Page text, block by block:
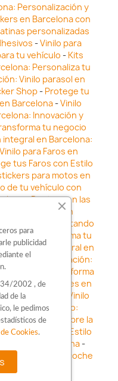
Personalización y
en Barcelona con
personalizadas
-Vinilo para
tu vehículo - Kits
Personaliza tu
Vinilo parasol en
Shop- Protege tu
Barcelona-Vinilo
Innovación y
tu negocio
en Barcelona:
Vinilo para Faros en
tus Faros con Estilo
para motos en
de tu vehículo con
-Destaca en las
para coches en
Barcelona: Resaltando
- Transforma tu
rotulación integral en
en Personalización:
Transforma
para coches en
con estilo: Vinilo
Destaca con Estilo:
-Descubre la
en Barcelona
Estilo
en Barcelona-
Adhesivos para coche
para
publicidad
el
34/2002 , de
de la
le pedimos
de
Cookies.